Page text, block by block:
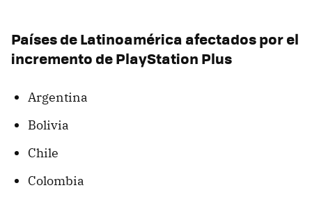
Países de Latinoamérica afectados por el
incremento de PlayStation Plus
Argentina
Bolivia
Chile
Colombia